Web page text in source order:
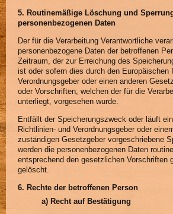
5. Routinemäßige Löschung und
personenbezogenen Daten
Der für die Verarbeitung Verantwortliche
personenbezogene Daten der betroffenen
Zeitraum, der zur Erreichung des
ist oder sofern dies durch den Europäischen
Verordnungsgeber oder einen anderen
oder Vorschriften, welchen der für die
unterliegt, vorgesehen wurde.
Entfällt der Speicherungszweck oder läuft
Richtlinien- und Verordnungsgeber oder
zuständigen Gesetzgeber vorgeschriebene
werden die personenbezogenen Daten
entsprechend den gesetzlichen Vorschriften
gelöscht.
6. Rechte der betroffenen Person
a) Recht auf Bestätigung